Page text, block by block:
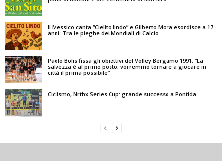
Il Messico canta “Cielito lindo” e Gilberto Mora esordisce a 17
anni. Tra le pieghe dei Mondiali di Calcio
Paolo Bolis fissa gli obiettivi del Volley Bergamo 1991: “La
salvezza è al primo posto, vorremmo tornare a giocare in
città il prima possibile”
Ciclismo, Nrthx Series Cup: grande successo a Pontida